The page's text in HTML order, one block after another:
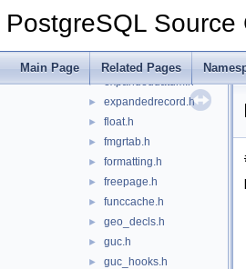
PostgreSQL Source
Main Page Related Pages
► dsa.h
evtcache.h
► expandeddatum.h
► expandedrecord.h
► float.h
► fmgrtab.h
► formatting.h
► freepage.h
► funccache.h
► geo_decls.h
► guc.h
► guc_hooks.h